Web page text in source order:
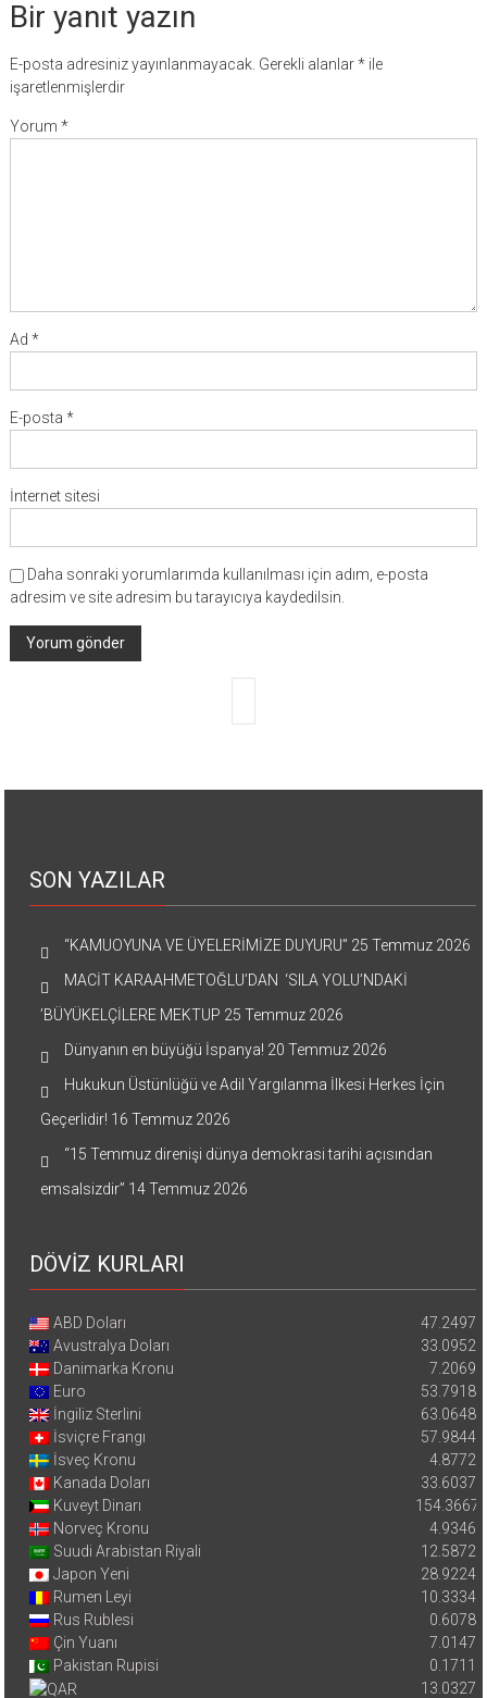
Bir yanıt yazın
E-posta adresiniz yayınlanmayacak. Gerekli alanlar*ile
işaretlenmişlerdir
Yorum *
Ad *
E-posta *
İnternet sitesi
Daha sonraki yorumlarımda kullanılması için adım, e-posta
adresim ve site adresim bu tarayıcıya kaydedilsin.
SON YAZILAR
“KAMUOYUNA VE ÜYELERİMİZE DUYURU” 25 Temmuz 2026
MACİT KARAAHMETOĞLU’DAN ‘SILA YOLU’NDAKİ
’BÜYÜKELÇİLERE MEKTUP 25 Temmuz 2026
Dünyanın en büyüğü İspanya! 20 Temmuz 2026
Hukukun Üstünlüğü ve Adil Yargılanma İlkesi Herkes İçin
Geçerlidir! 16 Temmuz 2026
“15 Temmuz direnişi dünya demokrasi tarihi açısından
emsalsizdir” 14 Temmuz 2026
DÖVİZ KURLARI
ABD Doları
47.2497
Avustralya Doları
33.0952
Danimarka Kronu
7.2069
Euro
53.7918
İngiliz Sterlini
63.0648
İsviçre Frangı
57.9844
İsveç Kronu
4.8772
Kanada Doları
33.6037
Kuveyt Dinarı
154.3667
Norveç Kronu
4.9346
Suudi Arabistan Riyali
12.5872
Japon Yeni
28.9224
Rumen Leyi
10.3334
Rus Rublesi
0.6078
Çin Yuanı
7.0147
Pakistan Rupisi
0.1711
13.0327